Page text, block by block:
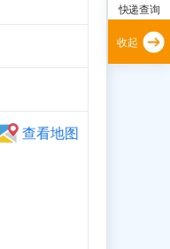
查看地图
快递查询
收起